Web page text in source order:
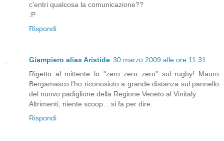
c'entri qualcosa la comunicazione??
:P
Rispondi
Giampiero alias Aristide 30 marzo 2009 alle ore 11:31
Rigetto al mittente lo "zero zero zero" sul rugby! Mauro
Bergamasco l'ho riconosiuto a grande distanza sul pannello
del nuovo padiglione della Regione Veneto al Vinitaly...
Altrimenti, niente scoop... si fa per dire.
Rispondi